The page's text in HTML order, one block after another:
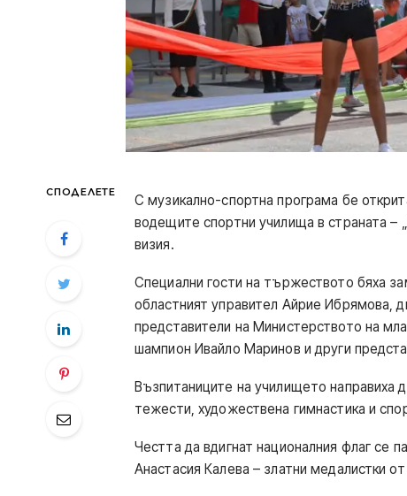
СПОДЕЛЕТЕ
С музикално-спортна програма бе
водещите спортни училища в страната –
визия.
Специални гости на тържеството бяха
областният управител Айрие
представители на Министерството на
шампион Ивайло Маринов и други
Възпитаниците на училището направиха
тежести, художествена гимнастика и
Честта да вдигнат националния флаг се
Анастасия Калева – златни медалистки